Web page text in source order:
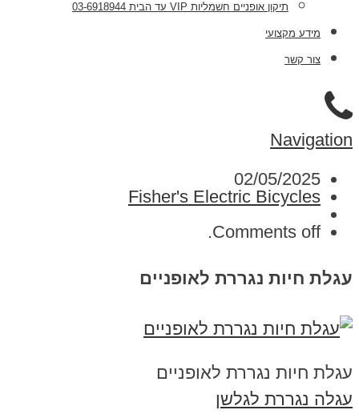
תיקון אופניים חשמליות VIP עד הבית 03-6918944
מידע מקצועי
צור קשר
Navigation
02/05/2025
Fisher's Electric Bicycles
Comments off.
עגלת חיות נגררת לאופניים
עגלת חיות נגררת לאופניים
עגלה נגררת לגלשן